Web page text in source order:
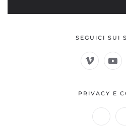
SEGUICI SUI
PRIVACY E